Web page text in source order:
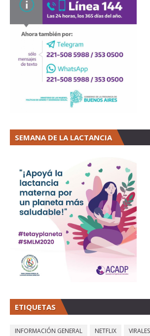
SEMANA DE LA LACTANCIA
ETIQUETAS
INFORMACIÓN GENERAL NETFLIX VIRALES